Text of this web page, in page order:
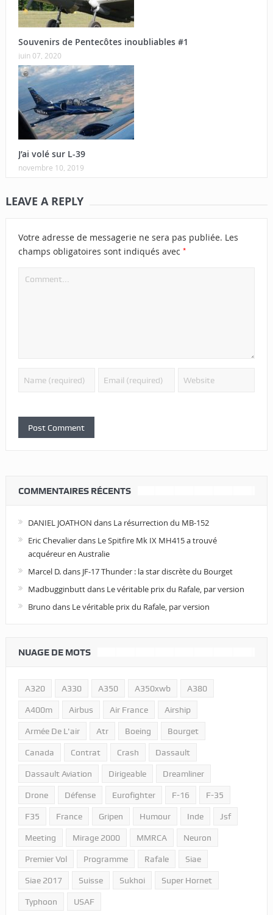
Souvenirs de Pentecôtes inoubliables #1
juin 07, 2020
J’ai volé sur L-39
novembre 10, 2019
LEAVE A REPLY
Votre adresse de messagerie ne sera pas publiée. Les
champs obligatoires sont indiqués avec *
COMMENTAIRES RÉCENTS
DANIEL JOATHON dans La résurrection du MB-152
Eric Chevalierdans Le Spitfire Mk IX MH415 a trouvé
acquéreur en Australie
Marcel D.dans JF-17 Thunder : la star discrète du Bourget
Madbugginbuttdans Le véritable prix du Rafale, par version
Bruno dans Le véritable prix du Rafale, par version
NUAGE DE MOTS
A320 A330 A350 A350xwb A380
A400m Airbus Air France Airship
Armée De L'air Atr Boeing Bourget
Canada Contrat Crash Dassault
Dassault Aviation Dirigeable Dreamliner
Drone Défense Eurofighter F-16 F-35
F35 France Gripen Humour Inde Jsf
Meeting Mirage 2000 MMRCA Neuron
Premier Vol Programme Rafale Siae
Siae 2017 Suisse Sukhoi Super Hornet
Typhoon USAF